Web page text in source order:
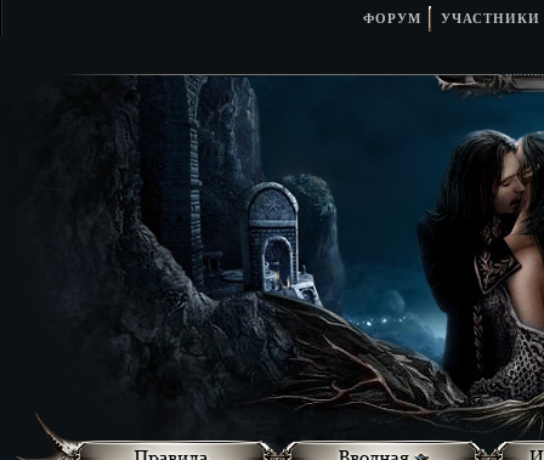
ФОРУМ УЧАСТНИКИ